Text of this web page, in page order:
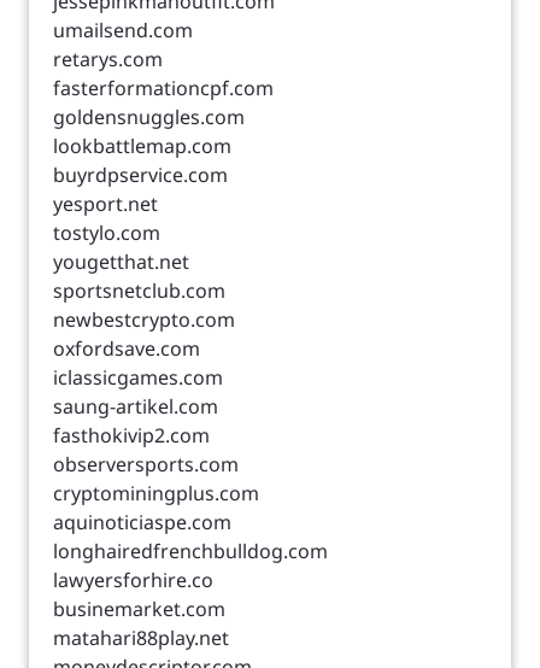
umailsend.com
retarys.com
fasterformationcpf.com
goldensnuggles.com
lookbattlemap.com
buyrdpservice.com
yesport.net
tostylo.com
yougetthat.net
sportsnetclub.com
newbestcrypto.com
oxfordsave.com
iclassicgames.com
saung-artikel.com
fasthokivip2.com
observersports.com
cryptominingplus.com
aquinoticiaspe.com
longhairedfrenchbulldog.com
lawyersforhire.co
businemarket.com
matahari88play.net